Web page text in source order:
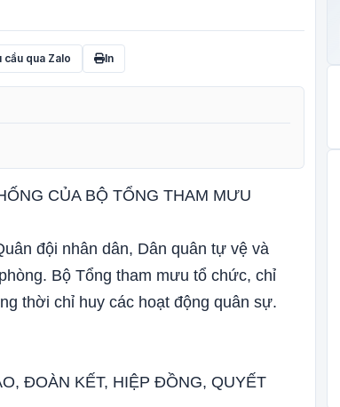
cầu qua Zalo In
CỦA BỘ TỔNG THAM MƯU
đội nhân dân, Dân quân tự vệ và
Bộ Tổng tham mưu tổ chức, chỉ
thời chỉ huy các hoạt động quân sự.
ĐOÀN KẾT, HIỆP ĐỒNG, QUYẾT